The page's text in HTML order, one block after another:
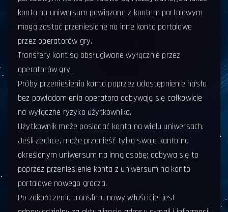
konta na uniwersum powiązane z kontem portalowym
mogą zostać przeniesione na inne konto portalowe
przez operatorów gry.
Transfery kont są obsługiwane wyłącznie przez
operatorów gry.
Próby przeniesienia konta poprzez udostępnienie hasła
bez powiadomienia operatora odbywają się całkowicie
na wyłączne ryzyko użytkownika.
Użytkownik może posiadać konta na wielu uniwersach.
Jeśli zechce, może przenieść tylko swoje konto na
określonym uniwersum na inną osobę; odbywa się to
poprzez przeniesienie konta z uniwersum na konto
portalowe nowego gracza.
Po zakończeniu transferu nowy właściciel jest